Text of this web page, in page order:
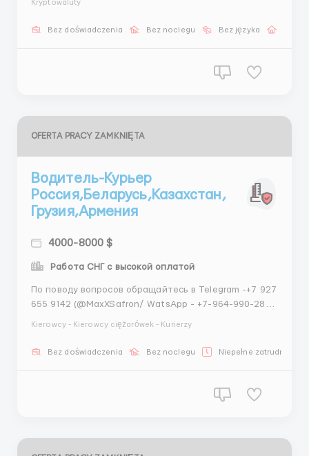
Kryptowaluty
Bez doświadczenia Bez noclegu Bez języka
OFERTA PRACY ZAMKNIĘTA
Водитель-Курьер
Россия,Беларусь,Казахстан,
Грузия,Армения
4000-8000 $
Работа СНГ c высокой оплатой
По поводу вопросов обращайтесь в Telegram -+7 927
655 9142 (@MaxXSafron/ WatsApp - +7-964-990-28-
занятость, график обсуждается. Опыт работы
Kierowcy - Kierowcy ciężarówek - Kurierzy
Bez doświadczenia Bez noclegu Niepełne zatrudnienie